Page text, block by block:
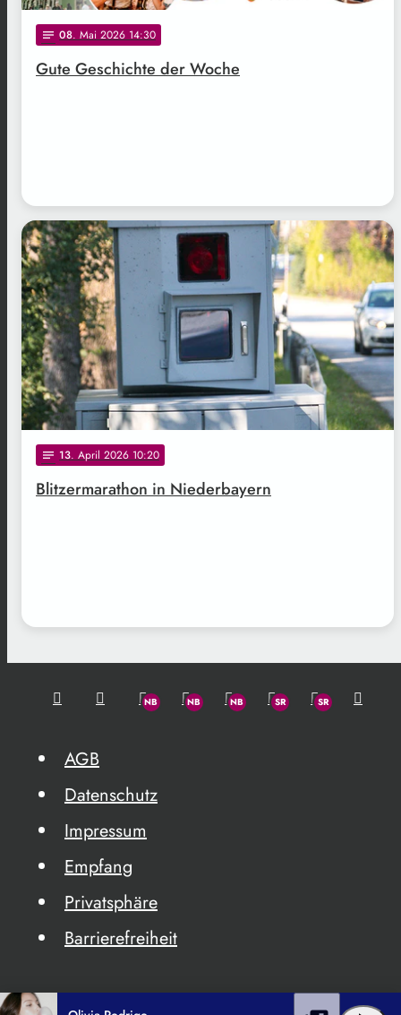
notes 08. Mai 2026 14:30
Gute Geschichte der Woche
.
notes 13. April 2026 10:20
Blitzermarathon in Niederbayern
AGB
Datenschutz
Impressum
Empfang
Privatsphäre
Barrierefreiheit